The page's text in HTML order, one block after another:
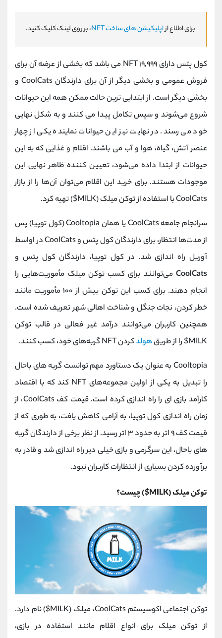
برای اطلاع ازاپلیکیشن های ساخت NFT ، بر روی لینک کلیک کنید.
کول پتس دارای ۱۹,۹۹۹ NFT می باشد که بخشی از عرضه آن برای
فروش عمومی و بخشی دیگر از آن برای دارندگان CoolCats و
بخشی دیگر است. از ابتدایی ‌ترین حالت ممکن همه این حیوانات
شروع می‌شوند و سپس تکامل پیدا می کنند و به شکل نهایی
خود می رسند. در ‌نهایت نیز این حیوانات نماینده یکی از چهار
عنصر آتش، گیاه، هوا و آب می باشند. اقلام و غذایی که به این
حیوانات از ابتدا داده می‌شود، تعیین کننده ظاهر نهایی این
موجودات هستند. برای خرید این اقلام می‌توان آن‌ها را از بازار
CoolCats با استفاده از توکن میلک (MILK$) تهیه کرد.
سرانجام جامعه CoolCats یا همان Cooltopia (کول توپیا) پس
از مدت‌ها انتظار، برای دارندگان کول پتس و CoolCats در اواسط
آوریل راه‌ اندازی شد. در کول توپیا، دارندگان کول پتس و
CoolCats می‌توانند برای کسب توکن میلک مأموریت‌هایی را
انجام دهند. برای کسب این توکن بیش از ۱۰۰ مأموریت مانند
خطر کردن، نجات جنگل و شناخت اهالی شهر تعریف شده است.
همچنین کاربران می‌توانند درآمد غیر فعالی در قالب توکن
MILK$ را از طریق
هولد‌کردن NFT گربه‌های خود، کسب کنند.
Cooltopia به عنوان یک دستاورد مهم توانست گربه های باحال
را تبدیل به یکی از اولین مجموعه‌های NFT کند که با اقتصاد
کارآمد بازی ‌ای را راه‌ اندازی کرده است. قیمت کف CoolCats، از
زمان راه ‌اندازی کول توپیا، به‌ آرامی کاهش یافت، به طوری که از
قیمت کف ۹ اتر به حدود ۳ اتر رسید. از نظر برخی از دارندگان گربه
های باحال، این سرگرمی و بازی خیلی دیر راه‌ اندازی شد و قادر به
برآورده کردن بسیاری از انتظارات کاربران نبود.
توکن میلک (MILK$) چیست؟
توکن اجتماعی اکوسیستم CoolCats، میلک (MILK$) نام دارد.
از توکن میلک برای انواع اقلام مانند استفاده در بازی،